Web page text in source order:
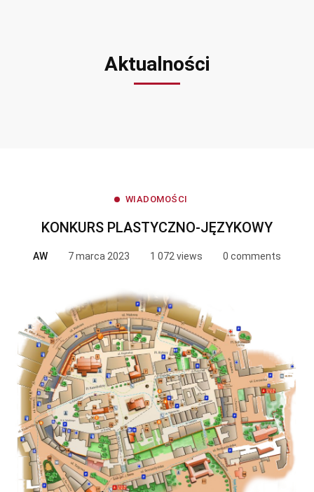
Aktualności
WIADOMOŚCI
KONKURS PLASTYCZNO-JĘZYKOWY
AW 7 marca 2023 1 072 views 0 comments